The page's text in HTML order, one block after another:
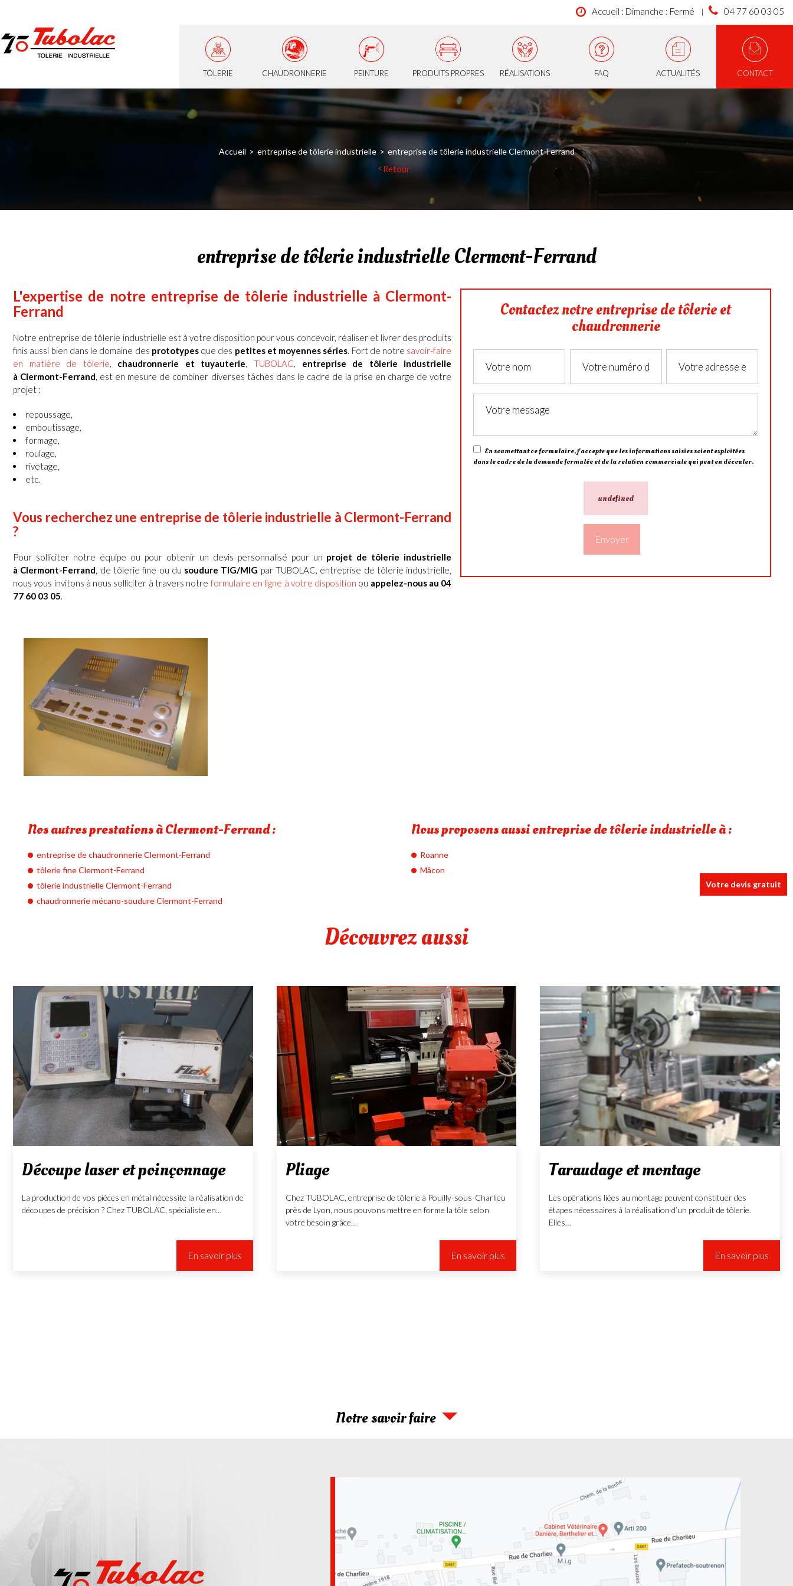
Accueil : Dimanche : Fermé 04 77 60 03 05
TÔLERIE CHAUDRONNERIE PEINTURE PRODUITS PROPRES RÉALISATIONS FAQ ACTUALITÉS CONTACT
Accueil entreprise de tôlerie industrielle
entreprise de tôlerie industrielle Clermont-Ferrand
Retour
entreprise de tôlerie industrielle Clermont-Ferrand
L'expertise de notre entreprise de tôlerie industrielle à Clermont-
Ferrand
Notre entreprise de tôlerie industrielle est à votre disposition pour vous concevoir, réaliser et livrer des produits
finis aussi bien dans le domaine des prototypesque des petites et moyennes séries. Fort de notre savoir-faire
en matière de tôlerie, chaudronnerie et tuyauterie,TUBOLAC, entreprise de tôlerie industrielle
à Clermont-Ferrand, est en mesure de combiner diverses tâches dans le cadre de la prise en charge de votre
projet :
repoussage,
emboutissage,
formage,
roulage,
rivetage,
etc.
Vous recherchez une entreprise de tôlerie industrielle à Clermont-Ferrand
?
Pour solliciter notre équipe ou pour obtenir un devis personnalisé pour un projet de tôlerie industrielle
à Clermont-Ferrand, de tôlerie fine ou du soudure TIG/MIG par TUBOLAC, entreprise de tôlerie industrielle,
nous vous invitons à nous solliciter à travers notre formulaire en ligne à votre disposition ou appelez-nous au 04
77 60 03 05.
Contactez notre entreprise de tôlerie et
chaudronnerie
En soumettant ce formulaire, j'accepte que les informations saisies soient exploitées
dans le cadre de la demande formulée et de la relation commerciale qui peut en découler.
undefined
Nos autres prestations à Clermont-Ferrand :
entreprise de chaudronnerie Clermont-Ferrand
tôlerie fine Clermont-Ferrand
tôlerie industrielle Clermont-Ferrand
chaudronnerie mécano-soudure Clermont-Ferrand
Nous proposons aussi entreprise de tôlerie industrielle à :
Roanne
Mâcon
Découvrez aussi
Découpe laser et poinçonnage
La production de vos pièces en métal nécessite la réalisation de
découpes de précision ? Chez TUBOLAC, spécialiste en…
En savoir plus
Pliage
Chez TUBOLAC, entreprise de tôlerie à Pouilly-sous-Charlieu
près de Lyon, nous pouvons mettre en forme la tôle selon
votre besoin grâce…
En savoir plus
Taraudage et montage
Les opérations liées au montage peuvent constituer des
étapes nécessaires à la réalisation d’un produit de tôlerie.
Elles…
En savoir plus
Votre devis gratuit
Notre savoir faire